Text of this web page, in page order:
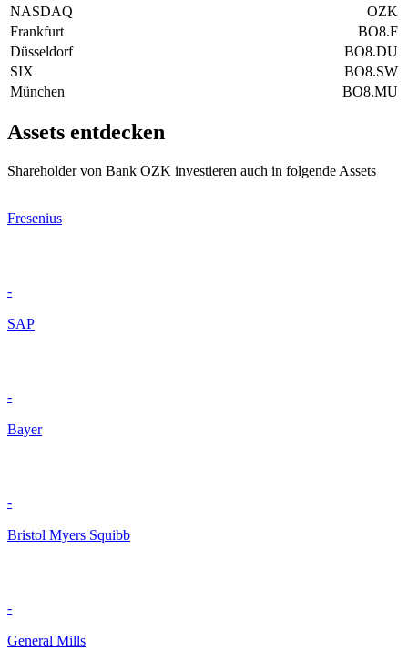
NASDAQ
OZK
Frankfurt
BO8.F
Düsseldorf
BO8.DU
SIX
BO8.SW
München
BO8.MU
Assets entdecken
Shareholder von Bank OZK investieren auch in folgende Assets
Fresenius
-
SAP
-
Bayer
-
Bristol Myers Squibb
-
General Mills